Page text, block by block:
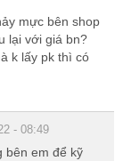
mực bên shop
lại với giá bn?
k lấy pk thì có
- 08:49
bên em để kỹ